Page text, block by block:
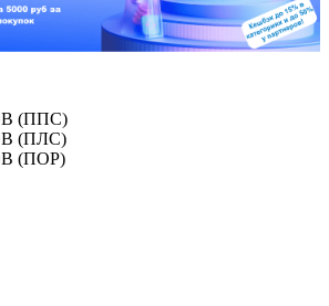
(ППС)
(ПЛС)
(ПОР)